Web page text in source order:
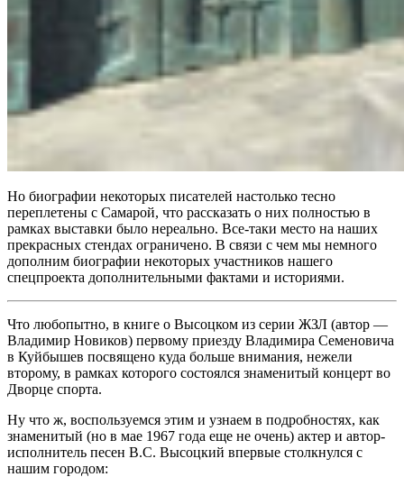
Но биографии некоторых писателей настолько тесно
переплетены с Самарой, что рассказать о них полностью в
рамках выставки было нереально. Все-таки место на наших
прекрасных стендах ограничено. В связи с чем мы немного
дополним биографии некоторых участников нашего
спецпроекта дополнительными фактами и историями.
Что любопытно, в книге о Высоцком из серии ЖЗЛ (автор —
Владимир Новиков) первому приезду Владимира Семеновича
в Куйбышев посвящено куда больше внимания, нежели
второму, в рамках которого состоялся знаменитый концерт во
Дворце спорта.
Ну что ж, воспользуемся этим и узнаем в подробностях, как
знаменитый (но в мае 1967 года еще не очень) актер и автор-
исполнитель песен В.С. Высоцкий впервые столкнулся с
нашим городом: